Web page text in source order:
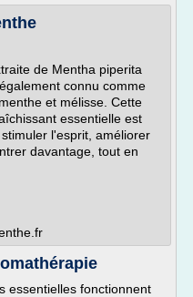
de Mentha piperita
connu comme
et mélisse. Cette
essentielle est
l'esprit, améliorer
davantage, tout en
essentielles fonctionnent